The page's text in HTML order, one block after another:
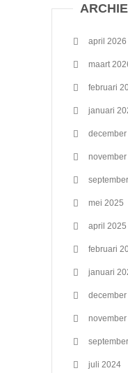
april 2026
maart
februari
januari
december
november
mei 2025
april 2025
februari
januari
juli 2024